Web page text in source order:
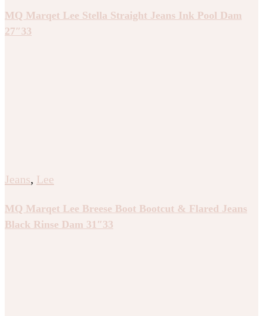
MQ Marqet Lee Stella Straight Jeans Ink Pool Dam
27″33
Jeans, Lee
MQ Marqet Lee Breese Boot Bootcut & Flared Jeans
Black Rinse Dam 31″33